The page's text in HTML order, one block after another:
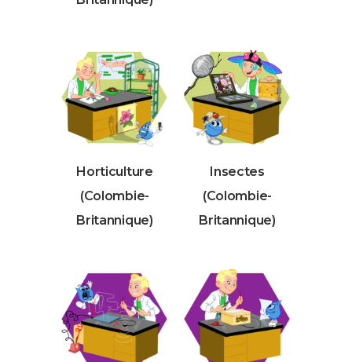
Horticulture
(Colombie-
Britannique)
Insectes
(Colombie-
Britannique)